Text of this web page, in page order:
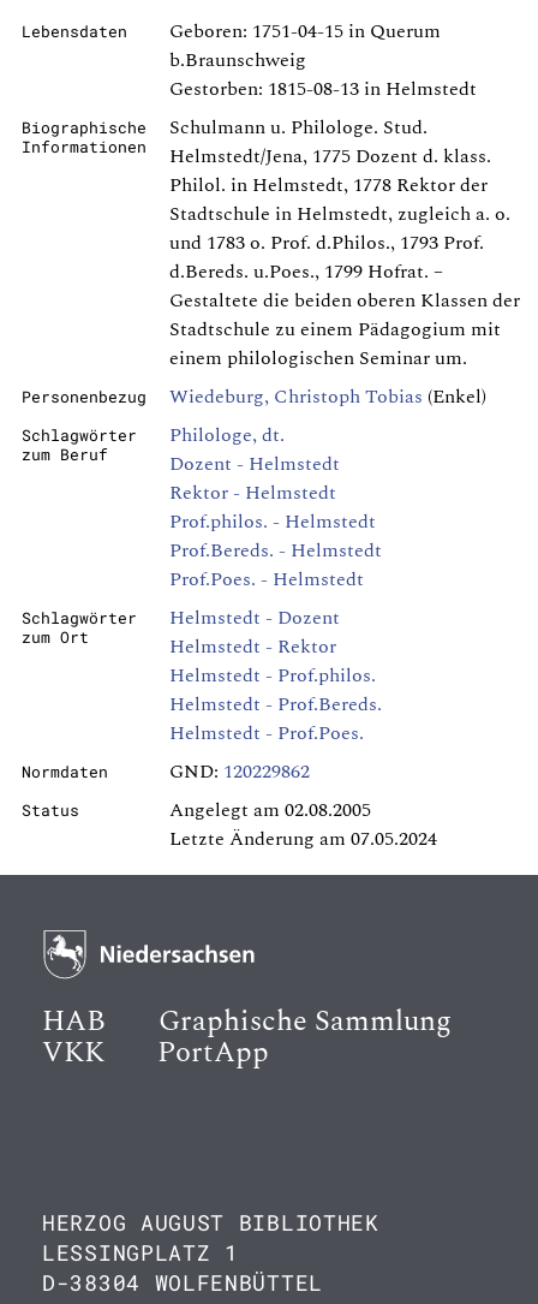
Lebensdaten
Geboren: 1751-04-15 in Querum
b.Braunschweig
Gestorben: 1815-08-13 in Helmstedt
Biographische
Informationen
Schulmann u. Philologe. Stud.
Helmstedt/Jena, 1775 Dozent d. klass.
Philol. in Helmstedt, 1778 Rektor der
Stadtschule in Helmstedt, zugleich a. o.
und 1783 o. Prof. d.Philos., 1793 Prof.
d.Bereds. u.Poes., 1799 Hofrat. –
Gestaltete die beiden oberen Klassen der
Stadtschule zu einem Pädagogium mit
einem philologischen Seminar um.
Personenbezug Wiedeburg, Christoph Tobias (Enkel)
Schlagwörter
zum Beruf
Philologe, dt.
Dozent - Helmstedt
Rektor - Helmstedt
Prof.philos. - Helmstedt
Prof.Bereds. - Helmstedt
Prof.Poes. - Helmstedt
Schlagwörter
zum Ort
Helmstedt - Dozent
Helmstedt - Rektor
Helmstedt - Prof.philos.
Helmstedt - Prof.Bereds.
Helmstedt - Prof.Poes.
Normdaten GND: 120229862
Status
Angelegt am 02.08.2005
Letzte Änderung am 07.05.2024
HAB Graphische Sammlung
VKK PortApp
HERZOG AUGUST BIBLIOTHEK
LESSINGPLATZ 1
D-38304 WOLFENBÜTTEL